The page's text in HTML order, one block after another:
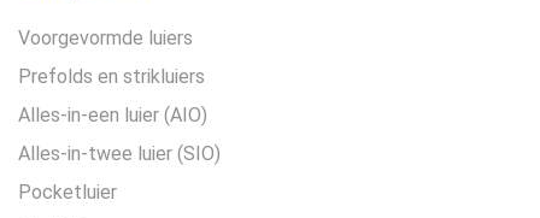
Voorgevormde luiers
Prefolds en strikluiers
Alles-in-een luier (AIO)
Alles-in-twee luier (SIO)
Pocketluier